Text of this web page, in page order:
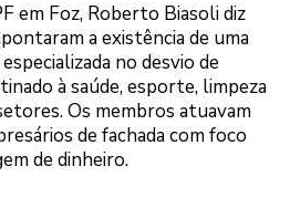
em Foz, Roberto Biasoli diz
a existência de uma
no desvio de
à saúde, esporte, limpeza
Os membros atuavam
de fachada com foco
de dinheiro.